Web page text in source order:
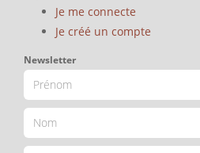
Je me connecte
Je créé un compte
Newsletter